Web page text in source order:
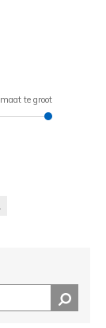
te groot